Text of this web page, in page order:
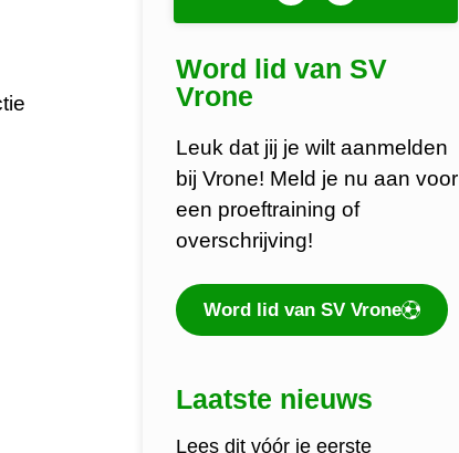
Word lid van SV
Vrone
Leuk dat jij je wilt aanmelden
bij Vrone! Meld je nu aan voor
een proeftraining of
overschrijving!
Word lid van SV Vrone
Laatste nieuws
Lees dit vóór je eerste